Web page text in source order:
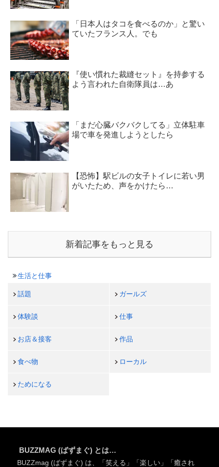
「日本人はタコを食べるのか」と驚い
ていたフランス人。でも
『使い慣れた裁縫セット』を持参する
よう言われた自衛隊員は…あ
「まだ心臓バクバクしてる」立体駐車
場で車を発進しようとしたら
【恐怖】駅ビルの女子トイレに若い男
がいたため、声をかけたら…
新着記事をもっと見る
生活と仕事
話題 ガールズ
体験談 仕事
お店＆接客 作品
食べ物 ローカル
ためになる
BUZZMAG (ばずまぐ) とは…
BUZZmag (ばずまぐ) は、「笑える」「楽しい」「癒され